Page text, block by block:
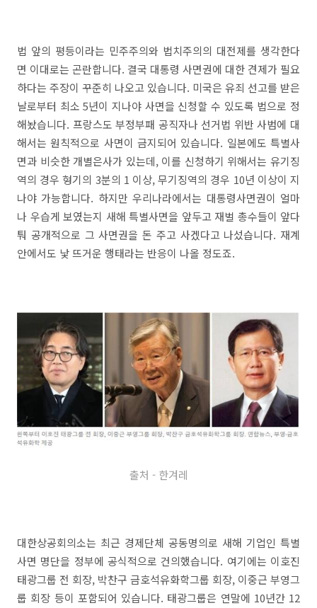
법 앞의 평등이라는 민주주의와 법치주의의 대전제를 생각한다
면 이대로는 곤란합니다. 결국 대통령 사면권에 대한 견제가 필요
하다는 주장이 꾸준히 나오고 있습니다. 미국은 유죄 선고를 받은
날로부터 최소 5년이 지나야 사면을 신청할 수 있도록 법으로 정
해놨습니다. 프랑스도 부정부패 공직자나 선거법 위반 사범에 대
해서는 원칙적으로 사면이 금지되어 있습니다. 일본에도 특별사
면과 비슷한 개별은사가 있는데, 이를 신청하기 위해서는 유기징
역의 경우 형기의 3분의 1 이상, 무기징역의 경우 10년 이상이 지
나야 가능합니다. 하지만 우리나라에서는 대통령사면권이 얼마
나 우습게 보였는지 새해 특별사면을 앞두고 재벌 총수들이 앞다
퉈 공개적으로 그 사면권을 돈 주고 사겠다고 나섰습니다. 재계
안에서도 낯 뜨거운 행태라는 반응이 나올 정도죠.
출처 - 한겨레
대한상공회의소는 최근 경제단체 공동명의로 새해 기업인 특별
사면 명단을 정부에 공식적으로 건의했습니다. 여기에는 이호진
태광그룹 전 회장, 박찬구 금호석유화학그룹 회장, 이중근 부영그
룹 회장 등이 포함되어 있습니다. 태광그룹은 연말에 10년간 12